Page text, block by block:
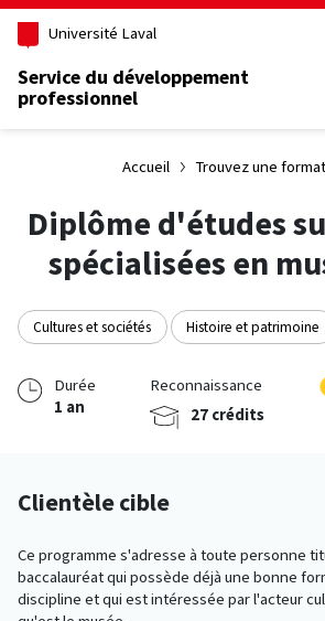
Aller au contenu principal
Université Laval
Service du développement
professionnel
Accueil Trouvez une
Diplôme d'études
spécialisées en
Cultures et sociétés Histoire et patrimoine
Durée
1 an
Reconnaissance
27 crédits
Clientèle cible
Ce programme s'adresse à toute personne
baccalauréat qui possède déjà une bonne
discipline et qui est intéressée par l'acteur